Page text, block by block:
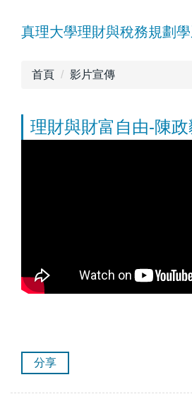
真理大學理財與稅務規劃
首頁 影片宣傳
理財與財富自由-陳
分享